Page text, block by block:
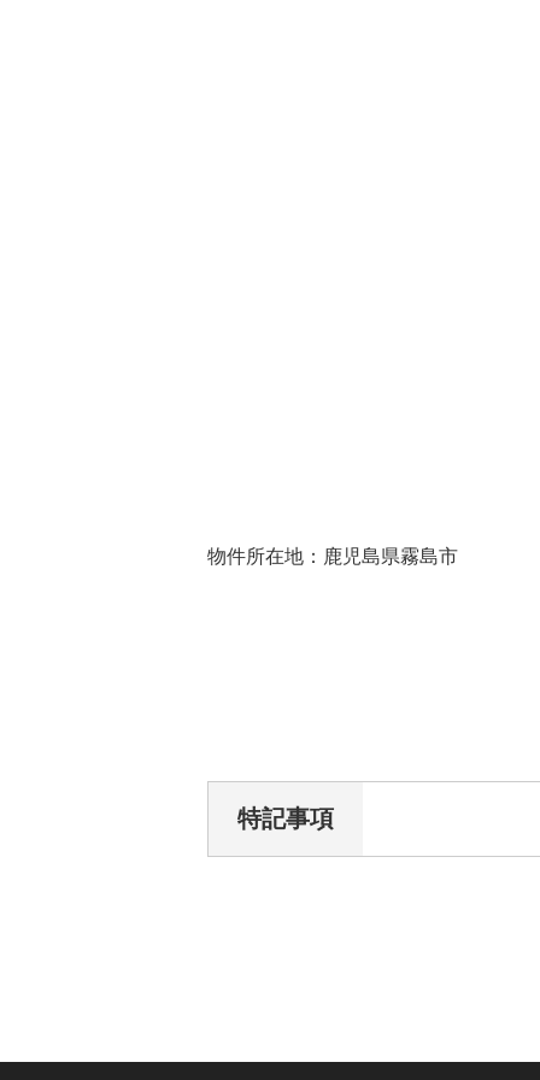
物件所在地：鹿児島県霧島市
特記事項